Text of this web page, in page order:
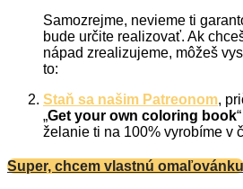
Samozrejme, nevieme ti
bude určite realizovať. Ak
nápad zrealizujeme, môžeš
to:
Staň sa našim Patreonom,
„Get your own coloring book
želanie ti na 100% vyrobíme v
Super, chcem vlastnú omaľovánku